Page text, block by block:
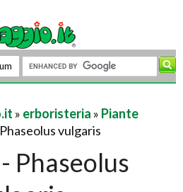
» erboristeria » Piante
vulgaris
Phaseolus